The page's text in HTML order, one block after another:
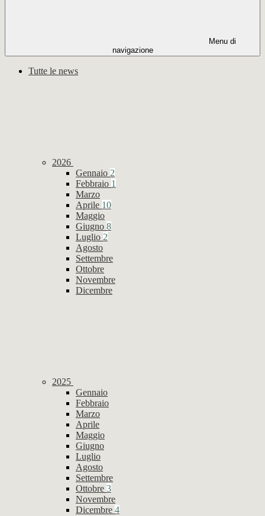
Menu di
navigazione
Tutte le news
2026
Gennaio 2
Febbraio 1
Marzo
Aprile 10
Maggio
Giugno 8
Luglio 2
Agosto
Settembre
Ottobre
Novembre
Dicembre
2025
Gennaio
Febbraio
Marzo
Aprile
Maggio
Giugno
Luglio
Agosto
Settembre
Ottobre 3
Novembre
Dicembre 4